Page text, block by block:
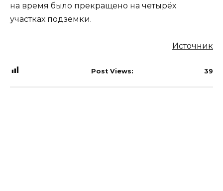
на время было прекращено на четырёх
участках подземки.
Источник
Post Views: 39